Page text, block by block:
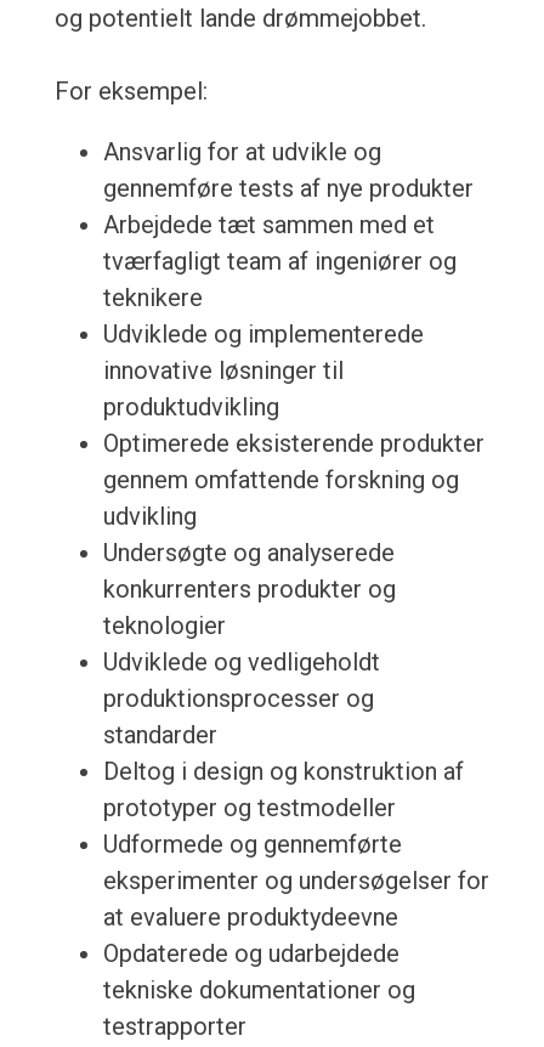
og potentielt lande drømmejobbet.
For eksempel:
Ansvarlig for at udvikle og
gennemføre tests af nye produkter
Arbejdede tæt sammen med et
tværfagligt team af ingeniører og
teknikere
Udviklede og implementerede
innovative løsninger til
produktudvikling
Optimerede eksisterende produkter
gennem omfattende forskning og
udvikling
Undersøgte og analyserede
konkurrenters produkter og
teknologier
Udviklede og vedligeholdt
produktionsprocesser og
standarder
Deltog i design og konstruktion af
prototyper og testmodeller
Udformede og gennemførte
eksperimenter og undersøgelser for
at evaluere produktydeevne
Opdaterede og udarbejdede
tekniske dokumentationer og
testrapporter